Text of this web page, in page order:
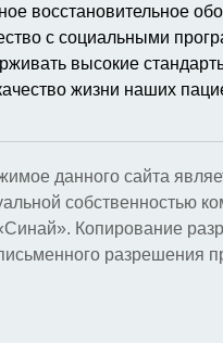
восстановительное
с социальными
высокие
жизни наших
данного сайта
собственностью
Копирование
разрешения